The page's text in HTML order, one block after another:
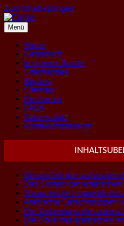
Zum Inhalt springen
Menü
Home
Gästebuch
In eigener Sache
Sitechanges
Suchen
Sitemap
Disclaimer
FAQs
Datenschutz
Kontakt/Impressum
Geschichte der arabischen
Das System der arabischen
Theoretische Linguistik des
Arabische Sprachgruppen
Die Verbreitung der
Die Rolle des arabischen